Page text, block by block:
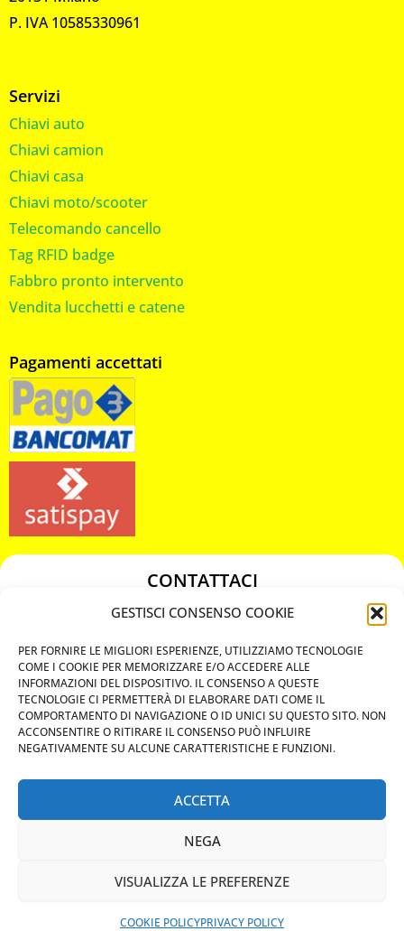
GESTISCI CONSENSO COOKIE
PER FORNIRE LE MIGLIORI ESPERIENZE, UTILIZZIAMO TECNOLOGIE
COME I COOKIE PER MEMORIZZARE E/O ACCEDERE ALLE
INFORMAZIONI DEL DISPOSITIVO. IL CONSENSO A QUESTE
TECNOLOGIE CI PERMETTERÀ DI ELABORARE DATI COME IL
COMPORTAMENTO DI NAVIGAZIONE O ID UNICI SU QUESTO SITO. NON
ACCONSENTIRE O RITIRARE IL CONSENSO PUÒ INFLUIRE
NEGATIVAMENTE SU ALCUNE CARATTERISTICHE E FUNZIONI.
ACCETTA
NEGA
VISUALIZZA LE PREFERENZE
COOKIE POLICYPRIVACY POLICY
P. IVA 10585330961
Servizi
Chiavi auto
Chiavi camion
Chiavi casa
Chiavi moto/scooter
Telecomando cancello
Tag RFID badge
Fabbro pronto intervento
Vendita lucchetti e catene
Pagamenti accettati
CONTATTACI
349 3863811
chiavicodificate@gmail.com
Privacy Policy
Cookie Policy
MAPS
CHIAMA ORA
PREVENTIVO IMMEDIATO